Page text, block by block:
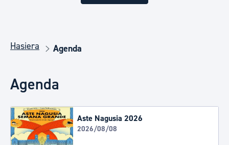
Hasiera Agenda
Agenda
Aste Nagusia 2026
2026/08/08